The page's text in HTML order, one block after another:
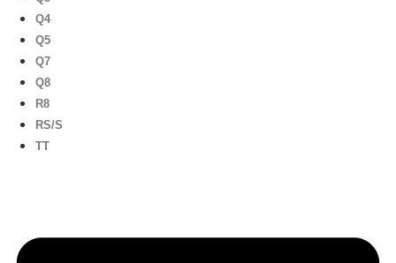
Q4
Q5
Q7
Q8
R8
RS/S
TT